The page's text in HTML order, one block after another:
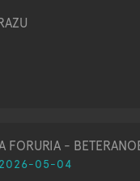
FORURIA -
2026-05-04